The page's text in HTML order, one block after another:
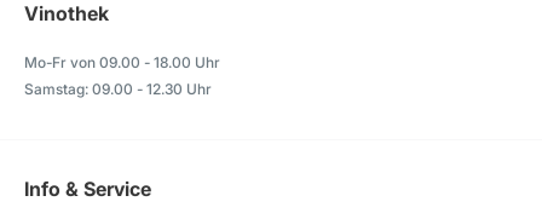
Vinothek
Mo-Fr von 09.00 - 18.00 Uhr
Samstag: 09.00 - 12.30 Uhr
Info & Service